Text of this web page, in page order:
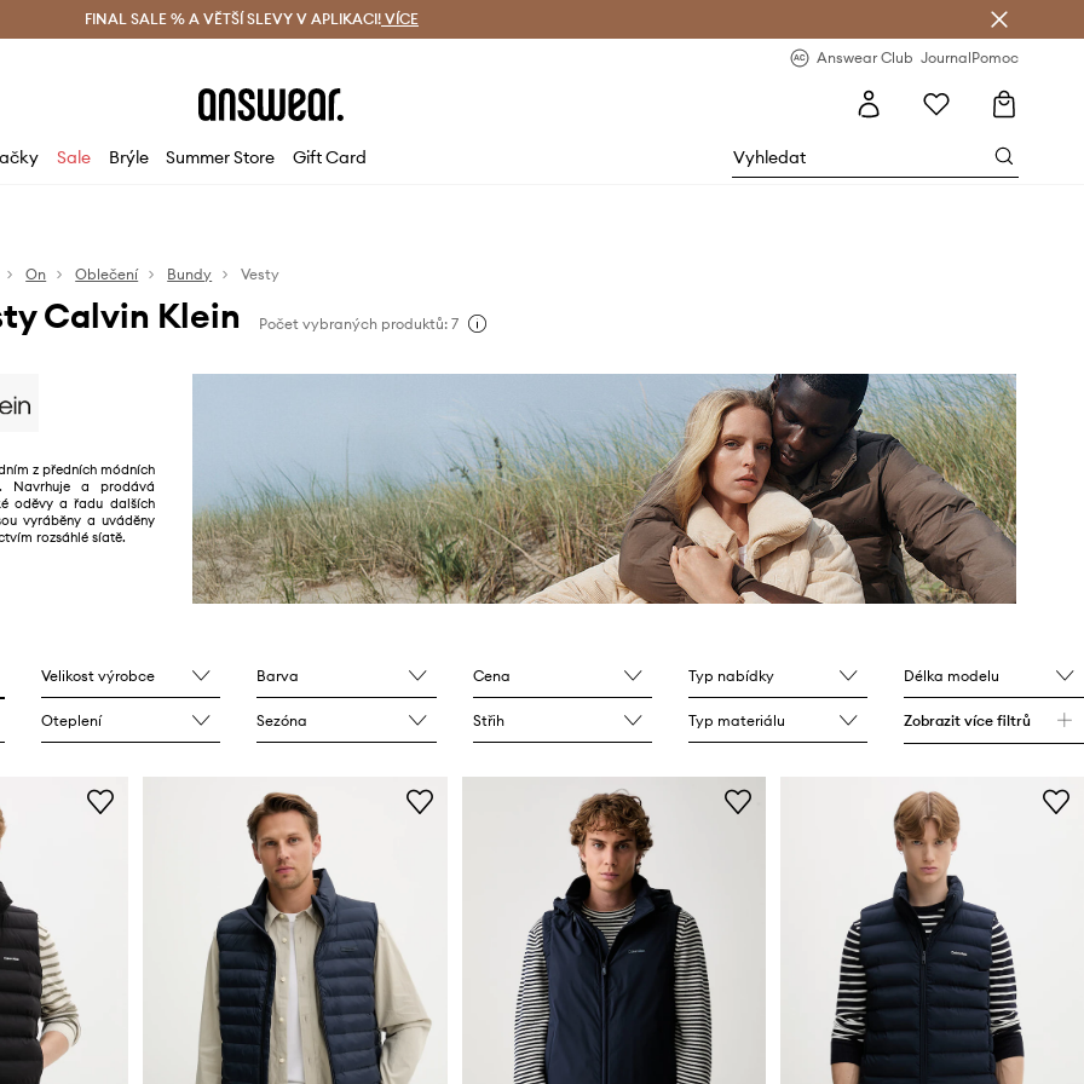
zdarma (od 1800 Kč) Doručení i do 24 h
FINAL SALE % A VĚTŠÍ SLEVY V APLIKACI! VÍCE
Answear Club JournalPomoc
Sale Brýle Summer Store Gift Card
On Oblečení Bundy Vesty
Calvin Klein Počet vybraných produktů: 7
z předních módních
Navrhuje a prodává
oděvy a řadu dalších
vyráběny a uváděny
rozsáhlé síatě.
Velikost výrobce Barva Cena Typ nabídky Délka modelu
Oteplení Sezóna Střih Typ materiálu Zobrazit více filtrů